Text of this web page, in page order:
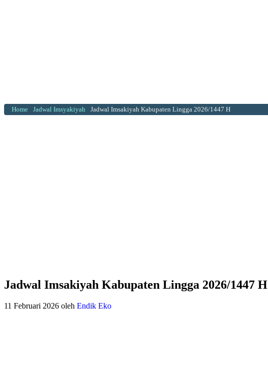
Home Jadwal Imsyakiyah Jadwal Imsakiyah Kabupaten Lingga 2026/1447 H
Jadwal Imsakiyah Kabupaten Lingga 2026/1447 H
11 Februari 2026 oleh Endik Eko